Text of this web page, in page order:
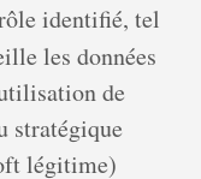
identifié, tel
les données
de
stratégique
légitime)